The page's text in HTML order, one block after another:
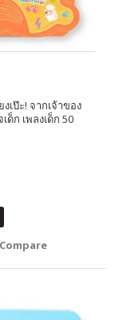
เป๊ะ! จากเจ้าของ
ก เพลงเด็ก 50